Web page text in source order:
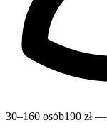
30–160 osób190 zł —